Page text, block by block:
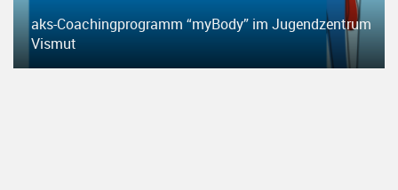
aks-Coachingprogramm “myBody” im Jugendzentrum
Vismut